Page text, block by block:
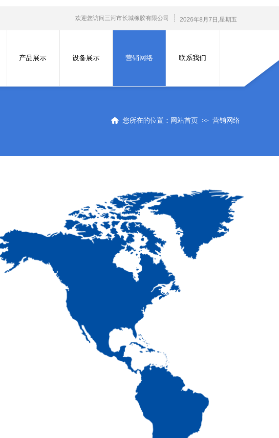
欢迎您访问三河市长城橡胶有限公司 2026年8 月 7 日 ,星期五
产品展示 设备展示 营销网络 联系我们
网站首页 >> 营销网络
您所在的位置：